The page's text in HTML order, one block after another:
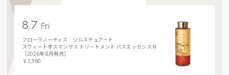
8.7Fri
フローラノーティス ジルスチュアート
スウィートオスマンサス トリートメント バスエッセンス N
［2026年 8月発売］
￥3,960